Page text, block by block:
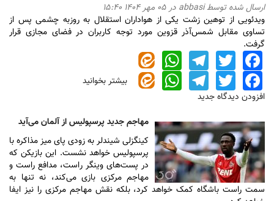
ارسال شده توسطabbasi در ۰۵ مهر ۱۴۰۴ ۱۵:۴۰
ویدئویی از توهین زشت یکی از هواداران استقلال به روزبه چشمی پس از
تساوی مقابل شمس‌آذر قزوین مورد توجه کاربران در فضای مجازی قرار
گرفت.
Facebook
Twitter
Telegram
WhatsApp
Facebook
Twitter
Telegram
WhatsApp
بیشتر بخوانید
زشت
هوادار
استقلال
به
روزبه
چشمی
افزودن دیدگاه جدید
مهاجم جدید پرسپولیس از آلمان می‌آید
کینگزلی شیندلر به زودی پای میز مذاکره با
پرسپولیس خواهد نشست. این بازیکن که
در پست‌های وینگر راست، مدافع راست و
مهاجم مرکزی بازی می‌کند، نه تنها به
سمت راست باشگاه کمک خواهد کرد، بلکه نقش مهاجم مرکزی را نیز ایفا